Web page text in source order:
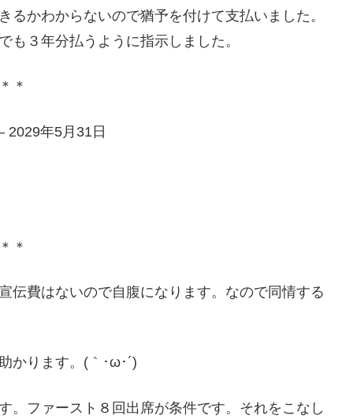
かわからないので猶予を付けて支払いました。
も３年分払うように指示しました。
＊
年5月31日
＊
伝費はないので自腹になります。なので同情する
かります。(｀･ω･´)ゞ
。ファースト８回出席が条件です。それをこなし